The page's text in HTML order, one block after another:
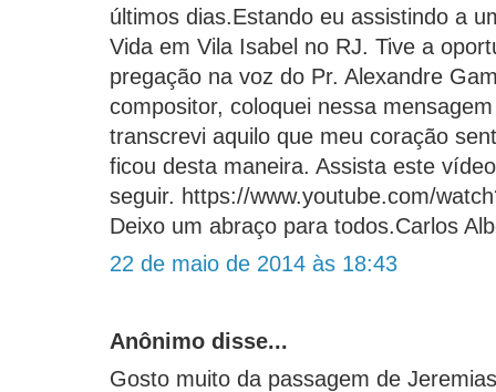
últimos dias.Estando eu assistindo a
Vida em Vila Isabel no RJ. Tive a
pregação na voz do Pr. Alexandre
compositor, coloquei nessa
transcrevi aquilo que meu coração
ficou desta maneira. Assista este
seguir. https://www.youtube.com/
Deixo um abraço para todos.Carlos
22 de maio de 2014 às 18:43
Anônimo disse...
Gosto muito da passagem de